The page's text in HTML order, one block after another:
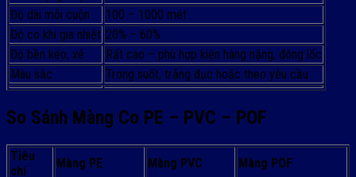
Độ dài mỗi cuộn
100 – 1000 mét
Độ co khi gia nhiệt 20% – 60%
Độ bền kéo, xé
Rất cao – phù hợp kiện hàng nặng, đóng lốc
Màu sắc
Trong suốt, trắng đục hoặc theo yêu cầu
So Sánh Màng Co PE – PVC – POF
Tiêu
chí
Màng PE Màng PVC
Màng POF